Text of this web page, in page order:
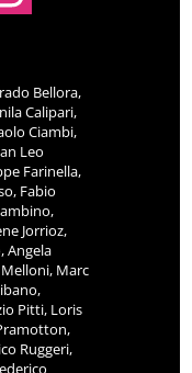
Bellora,
Calipari,
Ciambi,
Leo
Farinella,
Fabio
Jorrioz,
Angela
Marc
Pitti, Loris
Ruggeri,